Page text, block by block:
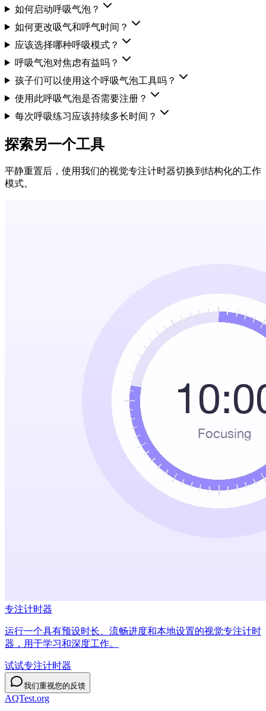
如何启动呼吸气泡？
如何更改吸气和呼气时间？
应该选择哪种呼吸模式？
呼吸气泡对焦虑有益吗？
孩子们可以使用这个呼吸气泡工具吗？
使用此呼吸气泡是否需要注册？
每次呼吸练习应该持续多长时间？
探索另一个工具
平静重置后，使用我们的视觉专注计时器切换到结构化的工作
模式。
专注计时器
运行一个具有预设时长、流畅进度和本地设置的视觉专注计时
器，用于学习和深度工作。
试试专注计时器
我们重视您的反馈
AQTest.org